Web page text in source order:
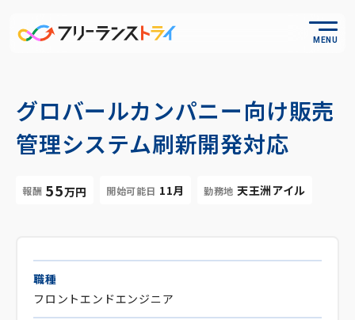
MENU
グロバールカンパニー向け販売
管理システム刷新開発対応
報酬 55万円 開始可能日 11月 勤務地 天王洲アイル
職種
フロントエンドエンジニア